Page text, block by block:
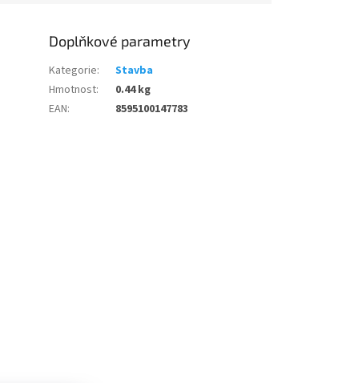
Doplňkové parametry
Kategorie:
Stavba
Hmotnost:
0.44 kg
EAN: 8595100147783